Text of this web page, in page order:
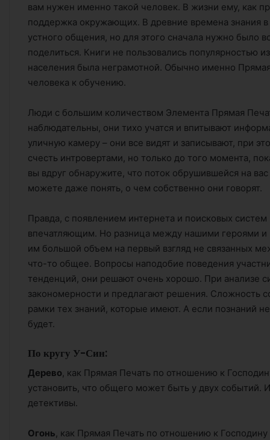
вам нужен именно такой человек. В жизни ему, как
поддержка окружающих. В древние времена знания
устного общения, но для этого сначала нужно было
поделиться. Книги не пользовались популярностью
населения была неграмотной. Обычно именно
человека к обучению.
Люди с большим количеством Элемента Прямая
наблюдательны, они тихо учатся и впитывают
уличную камеру – они все видят и записывают, при
счесть интровертами, но только до того момента,
вы вдруг обнаружите, что поток обрушившейся на
можете даже понять, о чем собственно они говорят.
Правда, с появлением интернета и поисковых
впечатляющим. Но разница между нашими героями и
им большой объем на первый взгляд не связанных
что-то общее. Вопросы наподобие поведения
тенденций, они решают очень хорошо. При анализе
закономерности и предлагают решения. Сложность
рамки тех знаний, которые имеют. А если познаний
будет.
По кругу У-Син:
Дерево, как Прямая Печать по отношению к
установить, что общего может быть у двух событий.
детективы.
Огонь, как Прямая Печать по отношению к